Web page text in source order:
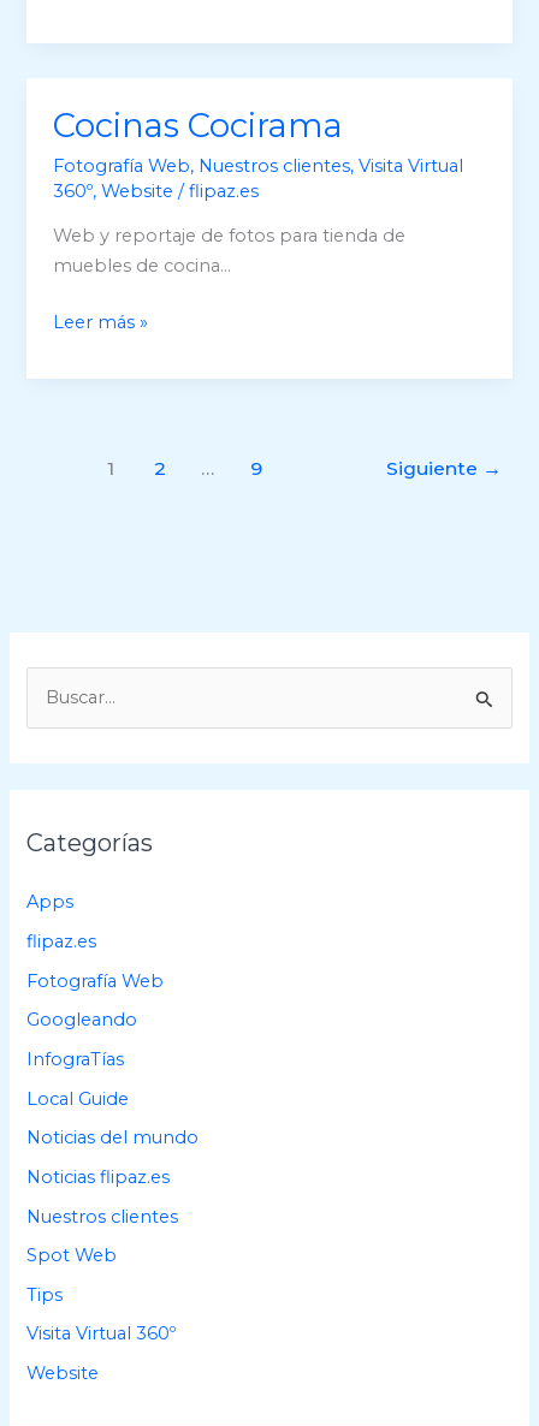
Cocinas Cocirama
Fotografía Web, Nuestros clientes,Visita Virtual
360º,Website /flipaz.es
Web y reportaje de fotos para tienda de
muebles de cocina…
Cocinas
Leer más »
1 2 … 9 Siguiente →
c
r
p
Categorías
Apps
flipaz.es
Fotografía Web
Googleando
InfograTías
Local Guide
Noticias del mundo
Noticias flipaz.es
Nuestros clientes
Spot Web
Tips
Visita Virtual 360º
Website